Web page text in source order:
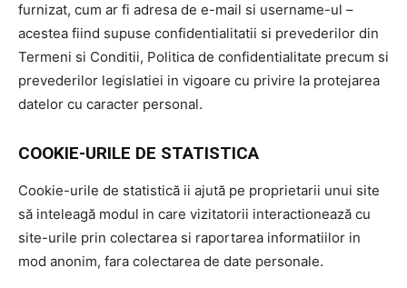
furnizat, cum ar fi adresa de e-mail si username-ul –
acestea fiind supuse confidentialitatii si prevederilor din
Termeni si Conditii, Politica de confidentialitate precum si
prevederilor legislatiei in vigoare cu privire la protejarea
datelor cu caracter personal.
COOKIE-URILE DE STATISTICA
Cookie-urile de statistică ii ajută pe proprietarii unui site
să inteleagă modul in care vizitatorii interactionează cu
site-urile prin colectarea si raportarea informatiilor in
mod anonim, fara colectarea de date personale.